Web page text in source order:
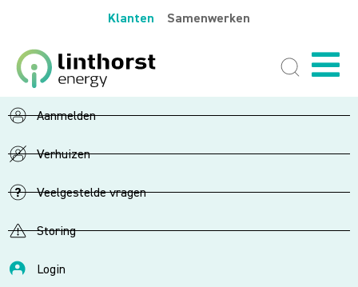
Klanten Samenwerken
Aanmelden
Verhuizen
Veelgestelde vragen
Storing
Login